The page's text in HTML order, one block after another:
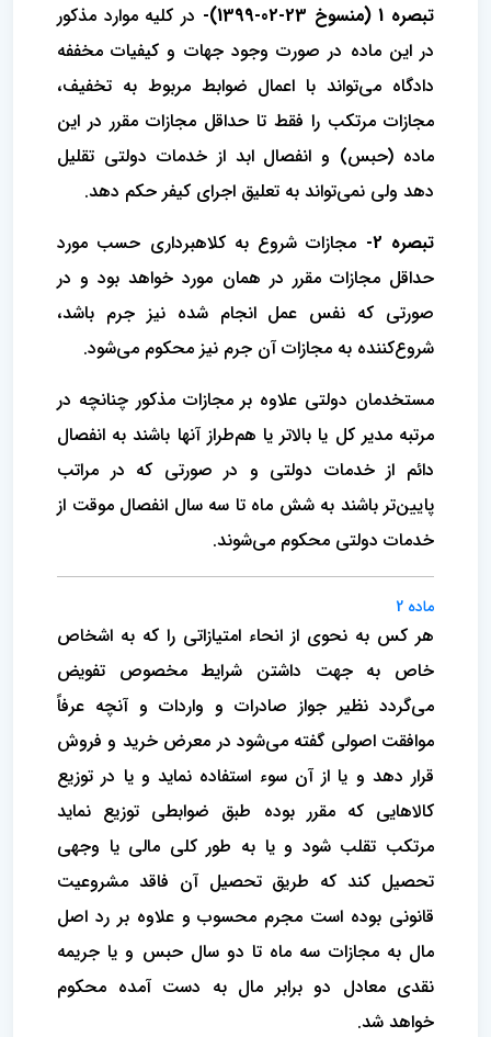
تبصره 1 (منسوخ 23-02-1399)-
در کلیه موارد مذکور
در این ماده در صورت وجود جهات و کیفیات مخففه
دادگاه می‌تواند با اعمال ضوابط مربوط به تخفیف،
مجازات مرتکب را فقط تا حداقل مجازات مقرر در این
ماده (حبس) و انفصال ابد از خدمات دولتی تقلیل
دهد ولی نمی‌تواند به تعلیق اجرای کیفر حکم دهد.
تبصره 2-
مجازات شروع به کلاهبرداری حسب مورد
حداقل مجازات مقرر در همان مورد خواهد بود و در
صورتی که نفس عمل انجام شده نیز جرم باشد،
شروع‌کننده به مجازات آن جرم نیز محکوم می‌شود.
مستخدمان دولتی علاوه بر مجازات مذکور چنانچه در
مرتبه مدیر کل یا بالاتر یا هم‌طراز آنها باشند به انفصال
دائم از خدمات دولتی و در صورتی که در مراتب
پایین‌تر باشند به شش ماه تا سه سال انفصال موقت از
خدمات دولتی محکوم می‌شوند.
ماده 2
هر کس به نحوی از انحاء امتیازاتی را که به اشخاص
خاص به جهت داشتن شرایط مخصوص تفویض
می‌گردد نظیر جواز صادرات و واردات و آنچه عرفاً
موافقت اصولی گفته می‌شود در معرض خرید و فروش
قرار دهد و یا از آن سوء استفاده نماید و یا در توزیع
کالاهایی که مقرر بوده طبق ضوابطی توزیع نماید
مرتکب تقلب شود و یا به طور کلی مالی یا وجهی
تحصیل کند که طریق تحصیل آن فاقد مشروعیت
قانونی بوده است مجرم محسوب و علاوه بر رد اصل
مال به مجازات سه ماه تا دو سال حبس و یا جریمه
نقدی معادل دو برابر مال به دست آمده محکوم
خواهد شد.